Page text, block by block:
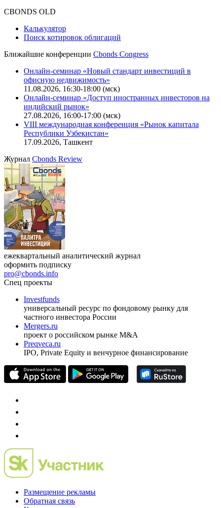
CBONDS OLD
Калькулятор
Поиск котировок облигаций
Ближайшие конференции Cbonds Congress
Онлайн-семинар «Новый стандарт инвестиций в
офисную недвижимость»
11.08.2026, 16:30-18:00 (мск)
Онлайн-семинар «Доступ иностранных инвесторов на
индийский рынок»
27.08.2026, 16:00-17:00 (мск)
VIII международная конференция «Рынок капитала
Республики Узбекистан»
17.09.2026, Ташкент
Журнал Cbonds Review
ежеквартальный аналитический журнал
оформить подписку
pro@cbonds.info
Спец проекты
Investfunds
универсальный ресурс по фондовому рынку для
частного инвестора России
Mergers.ru
проект о российском рынке M&A
Preqveca.ru
IPO, Private Equity и венчурное финансирование
Размещение рекламы
Обратная связь